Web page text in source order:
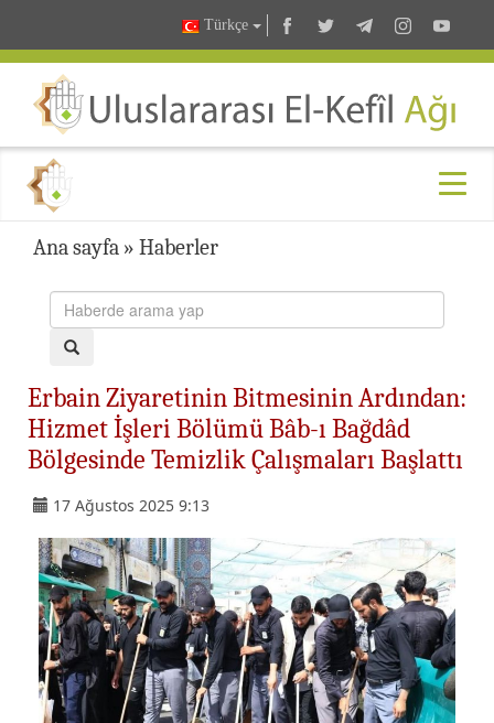
Türkçe
Ana sayfa » Haberler
Erbain Ziyaretinin Bitmesinin Ardından:
Hizmet İşleri Bölümü Bâb-ı Bağdâd
Bölgesinde Temizlik Çalışmaları Başlattı
17 Ağustos 2025 9:13